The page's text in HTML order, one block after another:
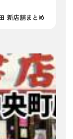
新店舗まとめ